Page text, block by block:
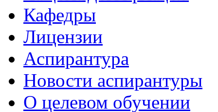
Кафедры
Лицензии
Аспирантура
Новости аспирантуры
О целевом обучении